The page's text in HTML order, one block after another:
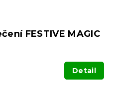
FESTIVE MAGIC
Detail